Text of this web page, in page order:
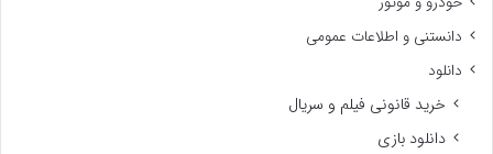
دانستنی و اطلاعات عمومی
دانلود
خرید قانونی فیلم و سریال
دانلود بازی